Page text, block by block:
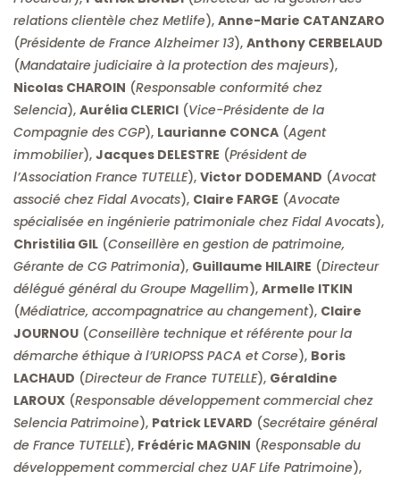
relations clientèle chez Metlife), Anne-Marie CATANZARO
(Présidente de France Alzheimer 13), Anthony CERBELAUD
(Mandataire judiciaire à la protection des majeurs),
Nicolas CHAROIN (Responsable conformité chez
Selencia), Aurélia CLERICI (Vice-Présidente de la
Compagnie des CGP), Laurianne CONCA (Agent
immobilier), Jacques DELESTRE (Président de
l’Association France TUTELLE), Victor DODEMAND (Avocat
associé chez Fidal Avocats), Claire FARGE (Avocate
spécialisée en ingénierie patrimoniale chez Fidal Avocats),
Christilia GIL (Conseillère en gestion de patrimoine,
Gérante de CG Patrimonia), Guillaume HILAIRE (Directeur
délégué général du Groupe Magellim), Armelle ITKIN
(Médiatrice, accompagnatrice au changement), Claire
JOURNOU (Conseillère technique et référente pour la
démarche éthique à l’URIOPSS PACA et Corse), Boris
LACHAUD (Directeur de France TUTELLE), Géraldine
LAROUX (Responsable développement commercial chez
Selencia Patrimoine), Patrick LEVARD (Secrétaire général
de France TUTELLE), Frédéric MAGNIN (Responsable du
développement commercial chez UAF Life Patrimoine),